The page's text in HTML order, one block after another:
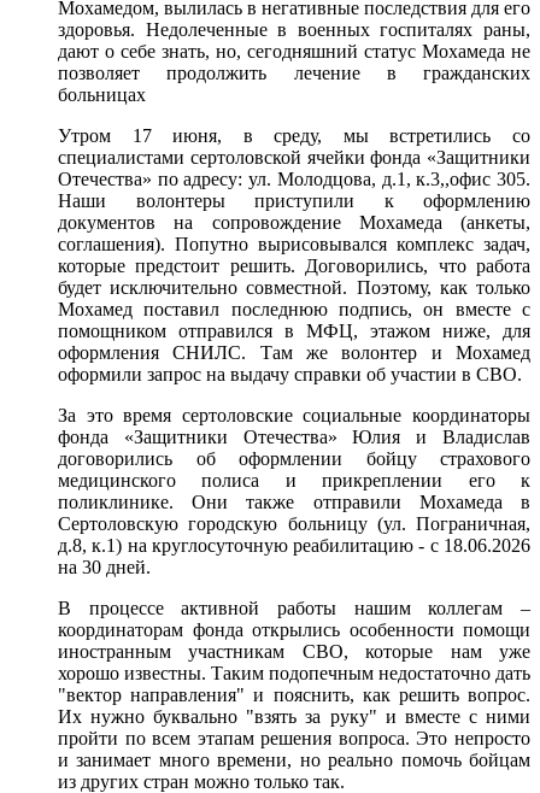
Мохамедом, вылилась в негативные последствия для его
здоровья. Недолеченные в военных госпиталях раны,
дают о себе знать, но, сегодняшний статус Мохамеда не
позволяет продолжить лечение в гражданских
больницах
Утром 17 июня, в среду, мы встретились со
специалистами сертоловской ячейки фонда «Защитники
Отечества» по адресу: ул. Молодцова, д.1, к.3,,офис 305.
Наши волонтеры приступили к оформлению
документов на сопровождение Мохамеда (анкеты,
соглашения). Попутно вырисовывался комплекс задач,
которые предстоит решить. Договорились, что работа
будет исключительно совместной. Поэтому, как только
Мохамед поставил последнюю подпись, он вместе с
помощником отправился в МФЦ, этажом ниже, для
оформления СНИЛС. Там же волонтер и Мохамед
оформили запрос на выдачу справки об участии в СВО.
За это время сертоловские социальные координаторы
фонда «Защитники Отечества» Юлия и Владислав
договорились об оформлении бойцу страхового
медицинского полиса и прикреплении его к
поликлинике. Они также отправили Мохамеда в
Сертоловскую городскую больницу (ул. Пограничная,
д.8, к.1) на круглосуточную реабилитацию - с 18.06.2026
на 30 дней.
В процессе активной работы нашим коллегам –
координаторам фонда открылись особенности помощи
иностранным участникам СВО, которые нам уже
хорошо известны. Таким подопечным недостаточно дать
"вектор направления" и пояснить, как решить вопрос.
Их нужно буквально "взять за руку" и вместе с ними
пройти по всем этапам решения вопроса. Это непросто
и занимает много времени, но реально помочь бойцам
из других стран можно только так.